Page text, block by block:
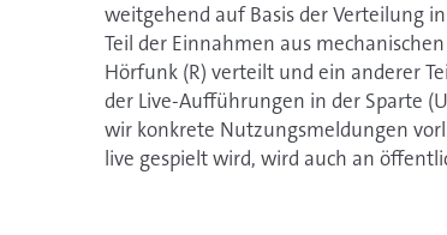
weitgehend auf Basis der Verteilung
Teil der Einnahmen aus
Hörfunk (R) verteilt und ein anderer
der Live-Aufführungen in der Sparte
wir konkrete Nutzungsmeldungen
live gespielt wird, wird auch an